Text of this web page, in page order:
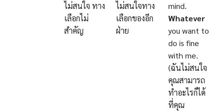
ไม่สนใจ ทาง
เลือกไม่
สำคัญ
ไม่สนใจทาง
เลือกของอีก
ฝ่าย
mind.
Whatever
you want to
do is fine
with me.
(ฉันไม่สนใจ
คุณสามารถ
ทำอะไรก็ได้
ที่คุณ